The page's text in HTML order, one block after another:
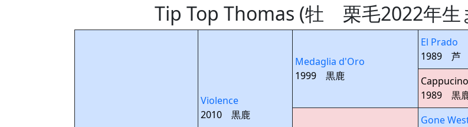
Tip Top Thomas (牡 栗毛2022年
Violence
2010 黒鹿
Medaglia d'Oro
1999 黒鹿
El Prado
1989 芦
1989 黒
Gone